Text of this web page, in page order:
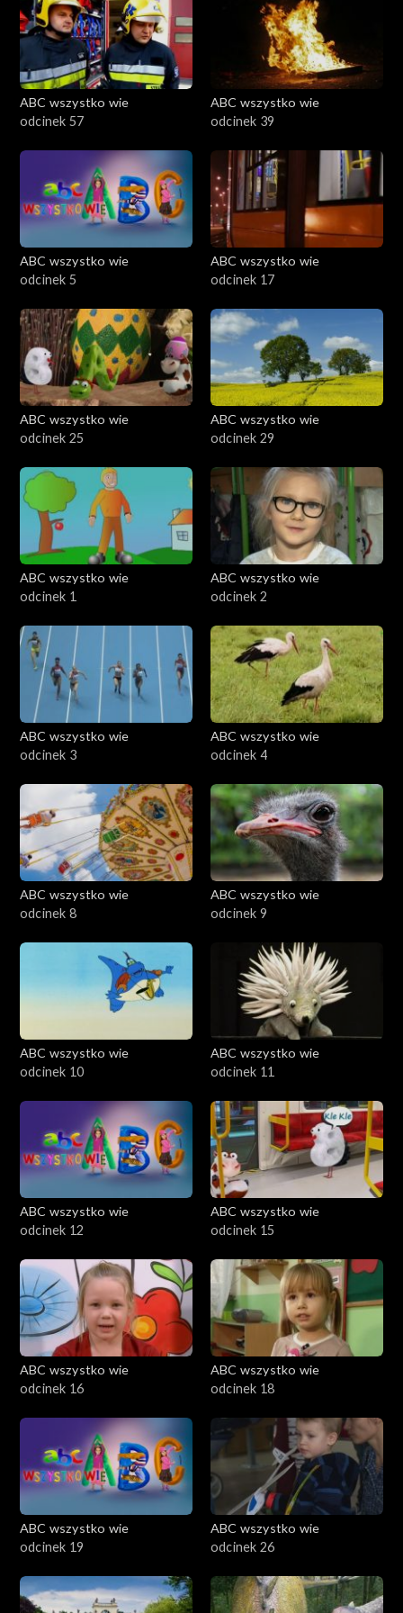
ABC wszystko wie
odcinek 57
ABC wszystko wie
odcinek 39
ABC wszystko wie
odcinek 5
ABC wszystko wie
odcinek 17
ABC wszystko wie
odcinek 25
ABC wszystko wie
odcinek 29
ABC wszystko wie
odcinek 1
ABC wszystko wie
odcinek 2
ABC wszystko wie
odcinek 3
ABC wszystko wie
odcinek 4
ABC wszystko wie
odcinek 8
ABC wszystko wie
odcinek 9
ABC wszystko wie
odcinek 10
ABC wszystko wie
odcinek 11
ABC wszystko wie
odcinek 12
ABC wszystko wie
odcinek 15
ABC wszystko wie
odcinek 16
ABC wszystko wie
odcinek 18
ABC wszystko wie
odcinek 19
ABC wszystko wie
odcinek 26